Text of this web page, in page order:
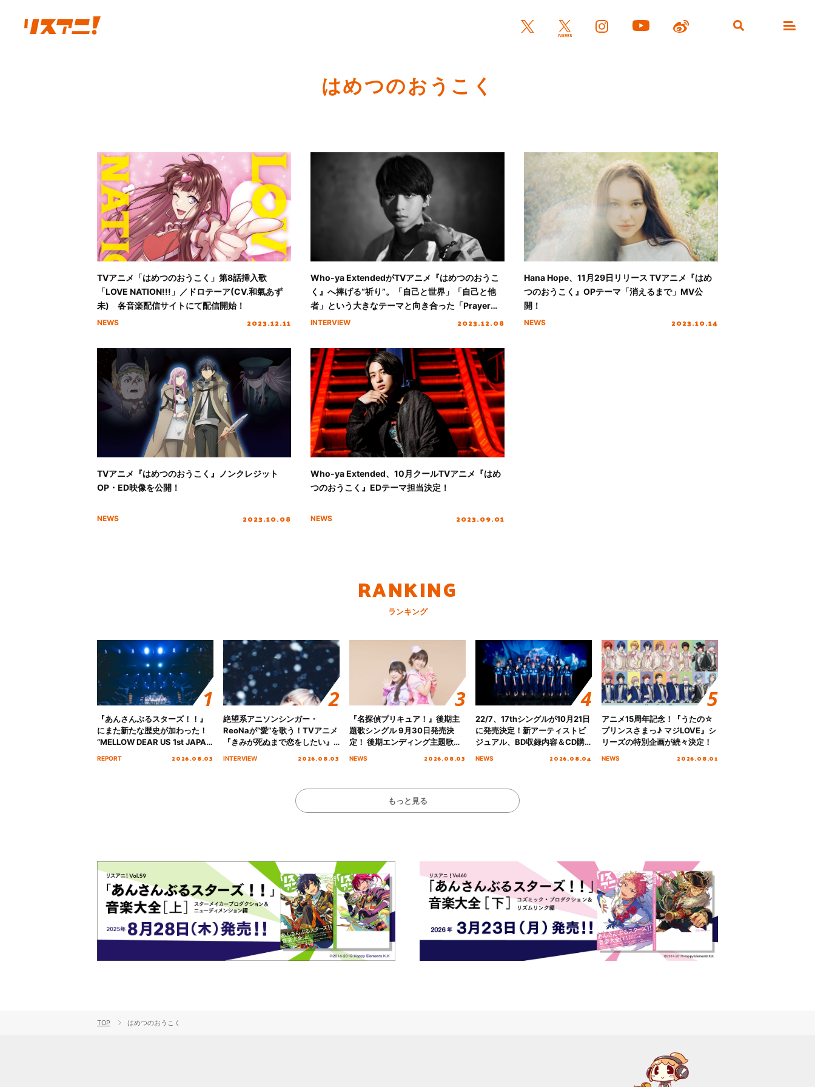
はめつのおうこく
TVアニメ「はめつのおうこく」第8話挿入歌
「LOVE NATION!!!」／ドロテーア(CV.和氣あず
未) 各音楽配信サイトにて配信開始！
NEWS 2023.12.11
Who-ya ExtendedがTVアニメ『はめつのおうこ
く』へ捧げる“祈り”。「自己と世界」「自己と他
者」という大きなテーマと向き合った「Prayer」
へ込めた想いを語る
INTERVIEW 2023.12.08
Hana Hope、11月29日リリース TVアニメ『はめ
つのおうこく』OPテーマ「消えるまで」MV公
開！
NEWS 2023.10.14
TVアニメ『はめつのおうこく』ノンクレジット
OP・ED映像を公開！
NEWS 2023.10.08
Who-ya Extended、10月クールTVアニメ『はめ
つのおうこく』EDテーマ担当決定！
NEWS 2023.09.01
RANKING
ランキング
『あんさんぶるスターズ！！』
にまた新たな歴史が加わった！
“MELLOW DEAR US 1st JAPAN
Tour Final「NICE to meet YOU
REPORT 2026.08.03
絶望系アニソンシンガー・
ReoNaが“愛”を歌う！TVアニメ
『きみが死ぬまで恋をしたい』
オープニング主題歌「Amore」
INTERVIEW 2026.08.03
『名探偵プリキュア！』後期主
題歌シングル 9月30日発売決
定！ 後期エンディング主題歌
「いつかわかる☆きっとあえ
NEWS 2026.08.03
22/7、17thシングルが10月21日
に発売決定！新アーティストビ
ジュアル、BD収録内容＆CD購
入者特典も解禁！
NEWS 2026.08.04
アニメ15周年記念！『うたの☆
プリンスさまっ♪ マジLOVE』シ
リーズの特別企画が続々決定！
NEWS 2026.08.01
もっと見る
TOP はめつのおうこく